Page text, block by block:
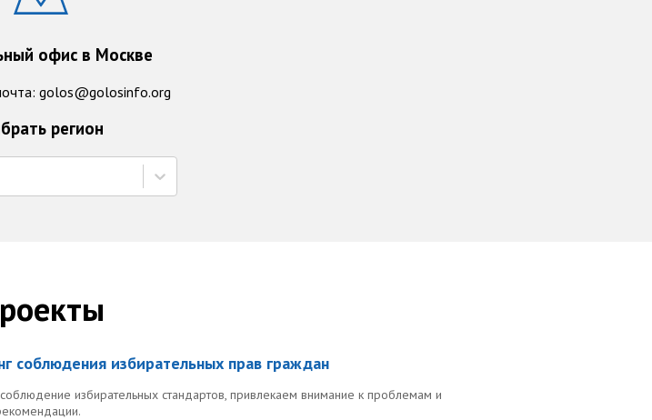
офис в Москве
: golos@golosinfo.org
регион
соблюдения избирательных прав граждан
избирательных стандартов, привлекаем внимание к проблемам и